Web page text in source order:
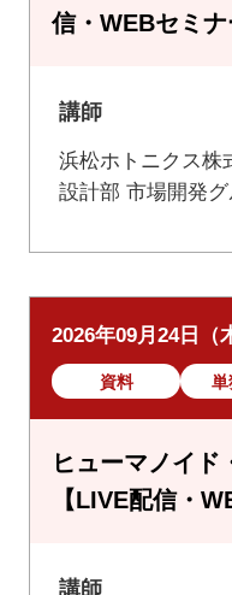
信・WEBセミナ
講師
浜松ホトニクス
設計部 市場開
2026年09月24日（
資料 単
ヒューマノイド
【LIVE配信・
講師